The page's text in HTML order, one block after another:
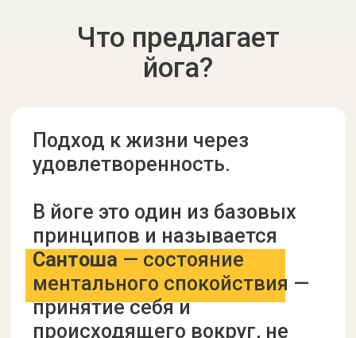
Социологи и психологи в них
говорят, что внутренняя
удовлетворенность и
счастье влияют на внешнее
благополучие.